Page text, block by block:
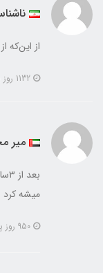
از این‌که
میر
میشه کرد